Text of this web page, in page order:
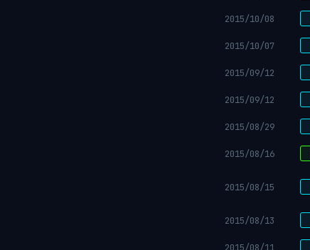
2015/10/08
2015/10/07
2015/09/12
2015/09/12
2015/08/29
2015/08/16
2015/08/15
2015/08/13
2015/08/11